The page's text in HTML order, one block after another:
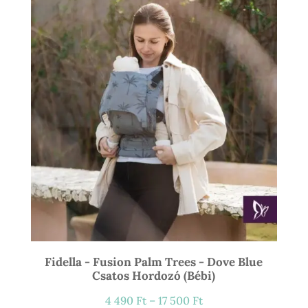
21
900 Ft
Fidella - Fusion Palm Trees - Dove Blue
Csatos Hordozó (bébi)
4 490 Ft – 17 500 FtÁrtartomány: